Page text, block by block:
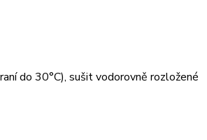
do 30°C), sušit vodorovně rozložené